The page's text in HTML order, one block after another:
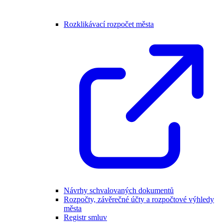
Rozklikávací rozpočet města
Návrhy schvalovaných dokumentů
Rozpočty, závěrečné účty a rozpočtové výhledy
města
Registr smluv